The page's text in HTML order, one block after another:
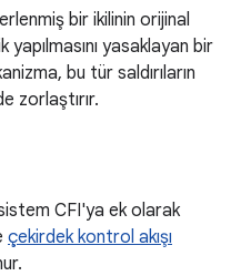
bir ikilinin orijinal
yasaklayan bir
bu tür saldırıların
zorlaştırır.
CFI'ya ek olarak
çekirdek kontrol akışı